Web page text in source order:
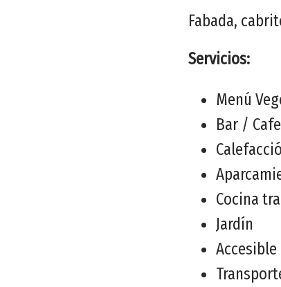
Fabada,
Servicios:
Menú
Bar /
Cocina
Jardín